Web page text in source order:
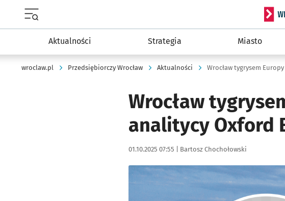
Aktualności Strategia Miasto
wroclaw.pl Przedsiębiorczy Wrocław Aktualności Wrocław tygrysem
Wrocław
analitycy Oxford
Data publikacji:
01.10.2025 07:55 | Autor:
Bartosz Chochołowski
Kliknij, aby powiększyć